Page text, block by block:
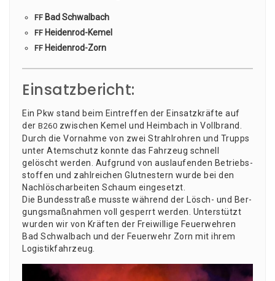
FF Bad Schwalbach
FF Hei­den­rod-Kemel
FF Hei­den­rod-Zorn
Einsatzbericht:
Ein Pkw stand beim Ein­tref­fen der Ein­satz­kräf­te auf
der B260 zwi­schen Kemel und Heim­bach in Vollbrand.
Durch die Vor­nah­me von zwei Strahl­roh­ren und Trupps
unter Atem­schutz konn­te das Fahr­zeug schnell
gelöscht wer­den. Auf­grund von aus­lau­fen­den Betriebs­
stof­fen und zahl­rei­chen Glut­nes­tern wur­de bei den
Nach­lösch­ar­bei­ten Schaum eingesetzt.
Die Bun­des­stra­ße muss­te wäh­rend der Lösch- und Ber­
gungs­maß­nah­men voll gesperrt wer­den. Unter­stützt
wur­den wir von Kräf­ten der Frei­wil­li­ge Feu­er­weh­ren
Bad Schwal­bach und der Feu­er­wehr Zorn mit ihrem
Logistikfahrzeug.